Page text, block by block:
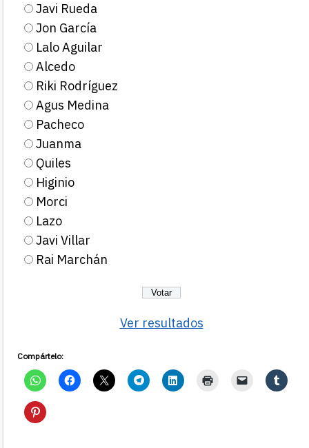
Javi Rueda
Jon García
Lalo Aguilar
Alcedo
Riki Rodríguez
Agus Medina
Pacheco
Juanma
Quiles
Higinio
Morci
Lazo
Javi Villar
Rai Marchán
Ver resultados
Compártelo: